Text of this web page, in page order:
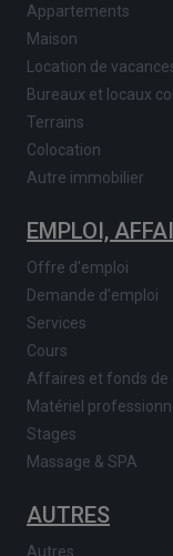
Appartements
Maison
Location de
Bureaux et locaux
Terrains
Colocation
Autre immobilier
EMPLOI,
Offre d'emploi
Demande d'emploi
Services
Cours
Affaires et fonds de
Matériel
Stages
Massage & SPA
AUTRES
Autres